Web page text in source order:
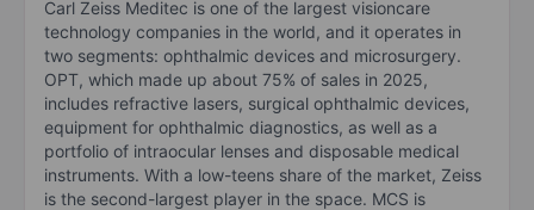
Carl Zeiss Meditec is one of the largest visioncare
technology companies in the world, and it operates in
two segments: ophthalmic devices and microsurgery.
OPT, which made up about 75% of sales in 2025,
includes refractive lasers, surgical ophthalmic devices,
equipment for ophthalmic diagnostics, as well as a
portfolio of intraocular lenses and disposable medical
instruments. With a low-teens share of the market, Zeiss
is the second-largest player in the space. MCS is